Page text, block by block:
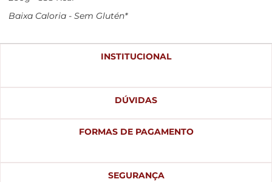
Baixa Caloria - Sem Glutén*
INSTITUCIONAL
DÚVIDAS
FORMAS DE PAGAMENTO
SEGURANÇA